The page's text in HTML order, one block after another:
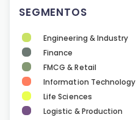
SEGMENTOS
Engineering & Industry
Finance
FMCG & Retail
Information Technology
Life Sciences
Logistic & Production